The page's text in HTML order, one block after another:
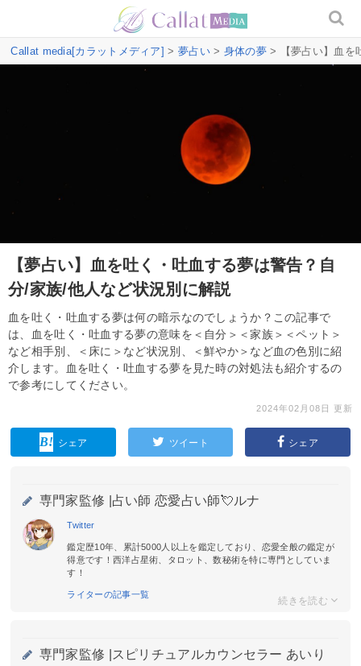
Callat media[カラットメディア] > 夢占い> 身体の夢> 【夢占い】血を
【夢占い】血を吐く・吐血する夢は警告？自
分/家族/他人など状況別に解説
血を吐く・吐血する夢は何の暗示なのでしょうか？この記事で
は、血を吐く・吐血する夢の意味を＜自分＞＜家族＞＜ペット＞
など相手別、＜床に＞など状況別、＜鮮やか＞など血の色別に紹
介します。血を吐く・吐血する夢を見た時の対処法も紹介するの
で参考にしてください。
2024年02月08日 更新
シェア ツイート シェア
専門家監修 | 占い師 恋愛占い師💘ルナ
Twitter
鑑定歴10年、累計5000人以上を鑑定しており、恋愛全般の鑑定が
得意です！西洋占星術、タロット、数秘術を特に専門としていま
す！
ライターの記事一覧
専門家監修 |
スピリチュアルカウンセラー あいり